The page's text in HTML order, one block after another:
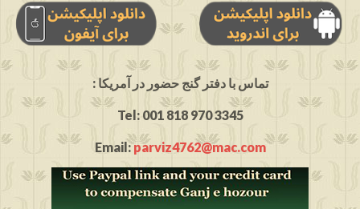
: تماس با دفتر گنج حضور در آمریکا
Tel: 001 818 970 3345
Email:parviz4762@mac.com